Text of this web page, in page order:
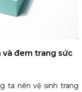
và đem trang sức
ta nên vệ sinh trang